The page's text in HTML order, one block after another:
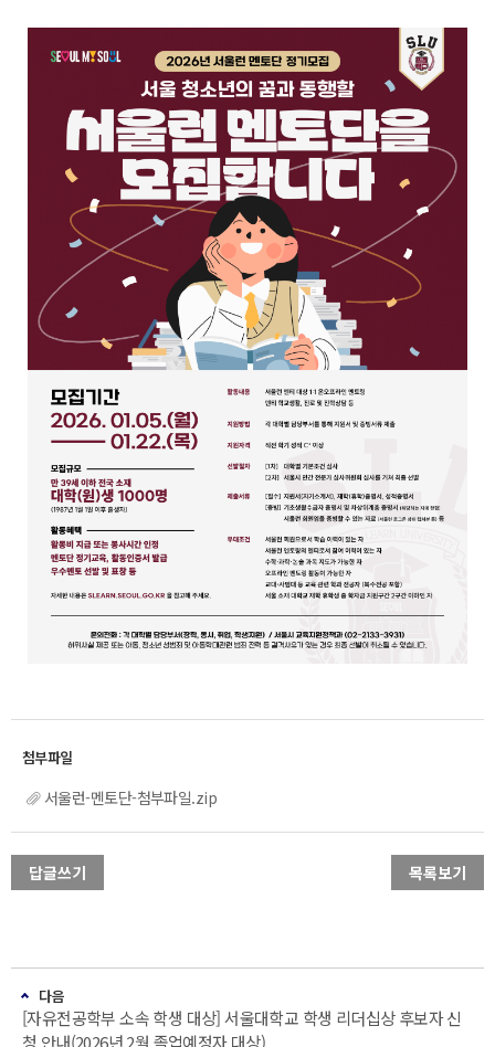
서울런-멘토단-첨부파일.zip
답글쓰기 목록보기
다음
[자유전공학부 소속 학생 대상] 서울대학교 학생 리더십상 후보자 신
청 안내(2026년 2월 졸업예정자 대상)